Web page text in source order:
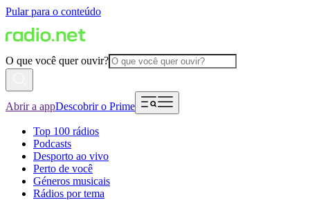
Pular para o conteúdo
O que você quer ouvir?
Abrir a appDescobrir o Prime
Top 100 rádios
Podcasts
Desporto ao vivo
Perto de você
Géneros musicais
Rádios por tema